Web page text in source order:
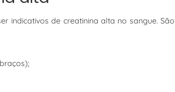
indicativos de creatinina alta no sangue. São